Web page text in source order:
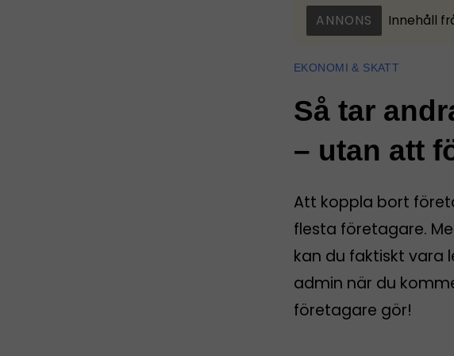
ANNONS Innehåll
EKONOMI & SKATT
Så tar
– utan att
Att koppla bort
flesta företagare.
kan du faktiskt vara
admin när du
företagare gör!